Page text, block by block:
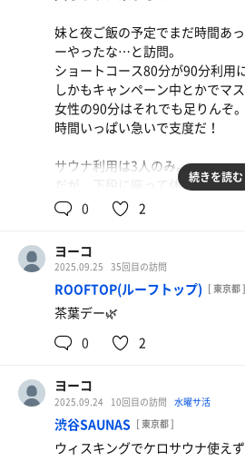
汁だくで旨い✨ 朝ごはんのブリ
この後のかき氷に備えて1個だ
快適に過ごさせて貰ったよ。
ただ、無料カレー&炒飯コーナー
そう。
お水も無くなってて待ちが発生。
色々アレ無いこれ無い言われてた
目の前で係のおっちゃん見てたの
しゃーないけど、すぐ後から新
て。
てほしいってわがまま？
接客業してるとそう言う気遣い
ん。
無料でそこまで求めるのは…か。
因みに炒飯も最後の残りやった。
つくづくタイミング悪いな私💦
妹と夜ご飯の予定でまだ時間あ
ーやったな…と訪問。
ショートコース80分が90分利用に
しかもキャンペーン中とかでマス
女性の90分はそれでも足りんぞ。
時間いっぱい急いで支度だ！
サウナ利用は3人のみ。
だが、下段に座って体捻って上
て…って独特の座り方してる人が
ただでさえ狭いサ室を占領してる
2人だけの時は我慢してたけど、
石に注意したわ。
しかも、その上段に座りたいねん
モヤってする時もあったけど、私
充分に熱いサ室の後は一人用の
グル‼️
コンパクトやけどガチガチに気
上がりして泊まれなくなってた
続きを読む
0 2
ヨーコ
2025.09.25 35回目の訪問
ROOFTOP(ルーフトップ) [ 東京都 ]
茶葉デー🌿
0
2
ヨーコ
2025.09.24 10回目の訪問 水曜サ活
渋谷SAUNAS [ 東京都 ]
ウィスキングでケロサウナ使え